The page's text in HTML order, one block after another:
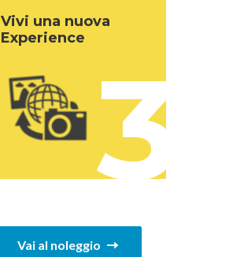
3
Vivi una nuova
Experience
Vai al noleggio